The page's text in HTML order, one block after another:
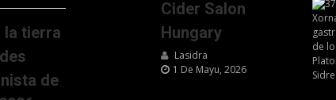
la tierra
de
Cider Salon
Hungary
Lasidra
1 De Mayu, 2026